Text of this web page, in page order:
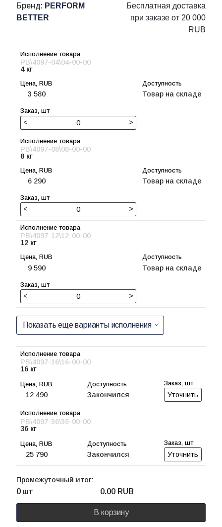
Бренд: PERFORM
BETTER
Бесплатная доставка
при заказе от 20 000
RUB
PB\4097-04\04-00-00
4 кг
3 580 Товар на складе
< >
PB\4097-08\08-00-00
8 кг
6 290 Товар на складе
< >
PB\4097-12\12-00-00
12 кг
9 590 Товар на складе
< >
Показать еще варианты исполнения
PB\4097-16\16-00-00
16 кг
12 490 Закончился Уточнить
PB\4097-36\36-00-00
36 кг
25 790 Закончился Уточнить
Промежуточный итог:
0 шт 0.00 RUB
В корзину